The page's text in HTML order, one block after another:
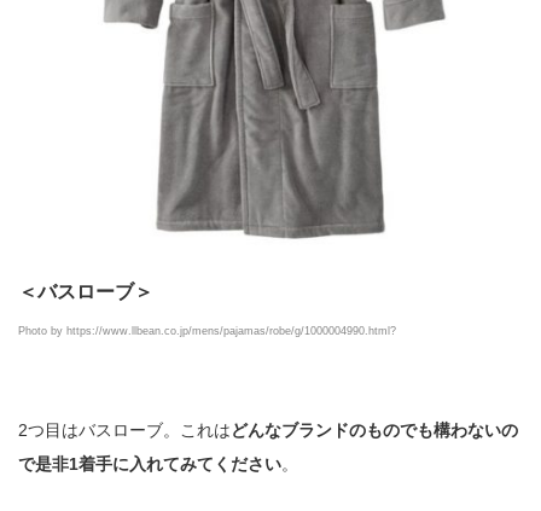
＜バスローブ＞
Photo by https://www.llbean.co.jp/mens/pajamas/robe/g/1000004990.html?
2つ目はバスローブ。これはどんなブランドのものでも構わないの
で是非1着手に入れてみてください。